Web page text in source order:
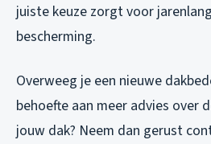
juiste keuze zorgt voor
bescherming.
Overweeg je een nieuwe
behoefte aan meer advies over
jouw dak? Neem dan gerust